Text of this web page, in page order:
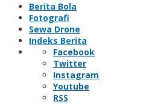
Berita Bola
Fotografi
Sewa Drone
Indeks Berita
Facebook
Twitter
Instagram
Youtube
RSS